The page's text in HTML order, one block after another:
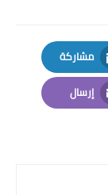
مشاركة
LinkedIn
إرسال
Email